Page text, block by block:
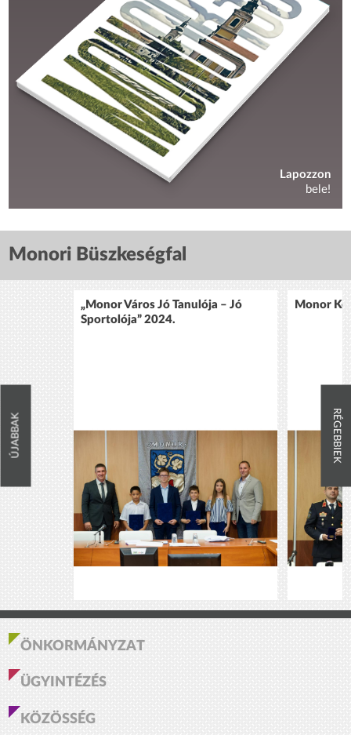
Lapozzon
bele!
Monori Büszkeségfal
ÚJABBAK
„Monor Város Jó Tanulója – Jó
Sportolója” 2024.
Monor
RÉGEBBIEK
ÖNKORMÁNYZAT
ÜGYINTÉZÉS
KÖZÖSSÉG